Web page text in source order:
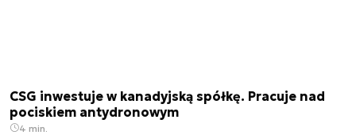
CSG inwestuje w kanadyjską spółkę. Pracuje nad
pociskiem antydronowym
4 min.